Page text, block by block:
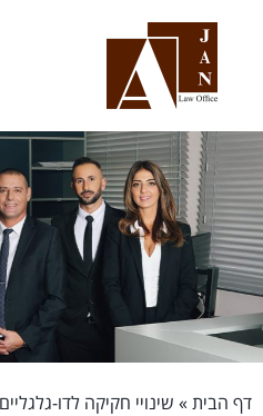
דף הבית » שינויי חקיקה לדו-